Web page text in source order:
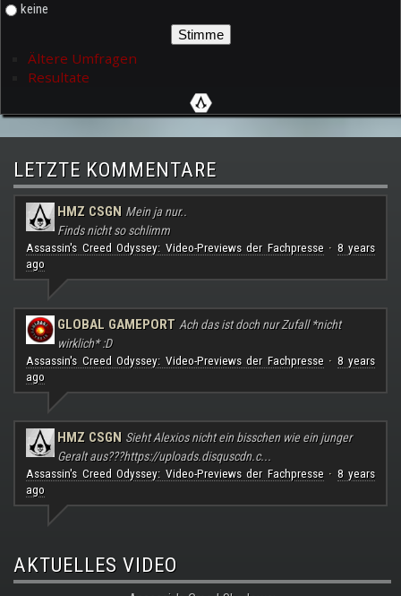
keine
Ältere Umfragen
Resultate
LETZTE KOMMENTARE
HMZ CSGN Mein ja nur..
Finds nicht so schlimm
Assassin's Creed Odyssey: Video-Previews der Fachpresse· 8 years
ago
GLOBAL GAMEPORT Ach das ist doch nur Zufall *nicht
wirklich* :D
Assassin's Creed Odyssey: Video-Previews der Fachpresse· 8 years
ago
HMZ CSGN Sieht Alexios nicht ein bisschen wie ein junger
Geralt aus???https://uploads.disquscdn.c...
Assassin's Creed Odyssey: Video-Previews der Fachpresse· 8 years
ago
AKTUELLES VIDEO